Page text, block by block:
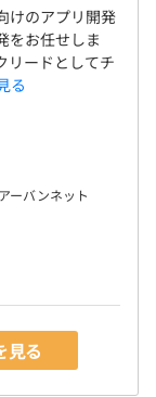
けのアプリ開発
をお任せしま
リードとしてチ
る
ーバンネット
見る